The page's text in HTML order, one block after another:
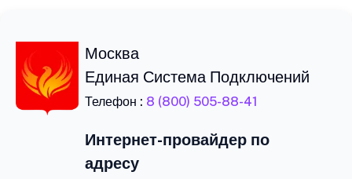
Москва
Единая Система Подключений
Телефон : 8 (800) 505-88-41
Интернет-провайдер по
адресу